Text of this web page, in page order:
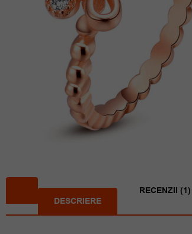
DESCRIERE
RECENZII (1)